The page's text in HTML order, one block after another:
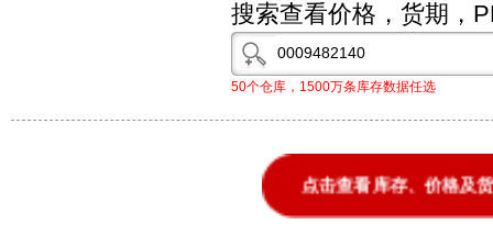
搜索查看价格，货期，
50个仓库，1500万条库存数据任选
点击查看库存、价格及